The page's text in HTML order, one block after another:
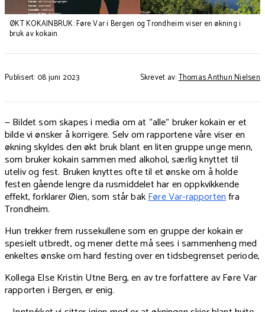
ØKT KOKAINBRUK: Føre Var i Bergen og Trondheim viser en økning i
bruk av kokain.
Publisert: 08 juni 2023 Skrevet av:Thomas Anthun Nielsen
— Bildet som skapes i media om at “alle” bruker kokain er et
bilde vi ønsker å korrigere. Selv om rapportene våre viser en
økning skyldes den økt bruk blant en liten gruppe unge menn,
som bruker kokain sammen med alkohol, særlig knyttet til
uteliv og fest. Bruken knyttes ofte til et ønske om å holde
festen gående lengre da rusmiddelet har en oppkvikkende
effekt, forklarer Øien, som står bakFøre Var-rapportenfra
Trondheim.
Hun trekker frem russekullene som en gruppe der kokain er
spesielt utbredt, og mener dette må sees i sammenheng med
enkeltes ønske om hard festing over en tidsbegrenset periode,
Kollega Else Kristin Utne Berg, en av tre forfattere av Føre Var
rapporten i Bergen, er enig.